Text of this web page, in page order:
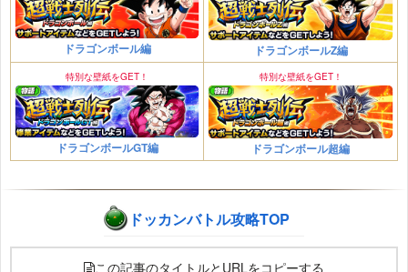
ドラゴンボール編 ドラゴンボールZ編
特別な壁紙をGET！
ドラゴンボールGT編
特別な壁紙をGET！
ドラゴンボール超編
ドッカンバトル攻略TOP
この記事のタイトルとURLをコピーする